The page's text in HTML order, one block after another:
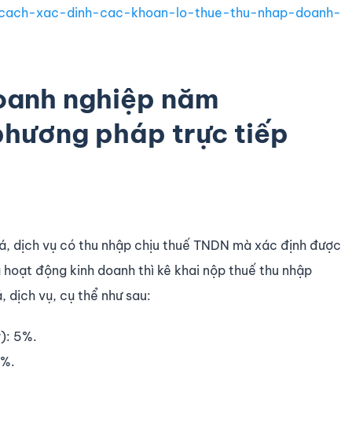
xac-dinh-cac-khoan-lo-thue-thu-nhap-doanh-
nghiệp năm
pháp trực tiếp
dịch vụ có thu nhập chịu thuế TNDN mà xác định được
động kinh doanh thì kê khai nộp thuế thu nhập
dịch vụ, cụ thể như sau:
5%.